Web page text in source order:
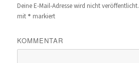
Deine E-Mail-Adresse wird nicht veröffentlicht.
mit * markiert
KOMMENTAR